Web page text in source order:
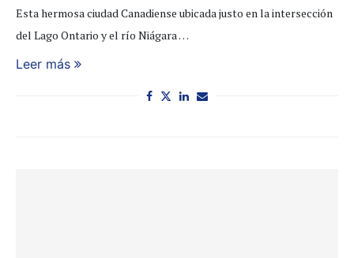
Esta hermosa ciudad Canadiense ubicada justo en la intersección
del Lago Ontario y el río Niágara …
Leer más